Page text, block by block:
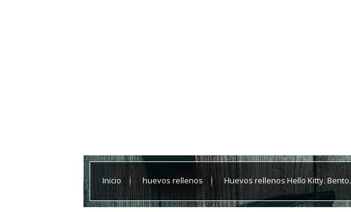
Inicio huevos rellenos Huevos rellenos Hello Kitty. Bento.